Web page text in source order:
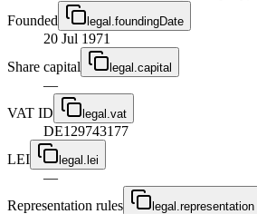
Founded
legal.foundingDate
20 Jul 1971
Share capital
legal.capital
—
VAT ID
legal.vat
DE129743177
LEI
legal.lei
—
Representation rules
legal.representation